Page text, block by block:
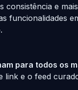
e
funcionalidades
para todos os
link e o feed